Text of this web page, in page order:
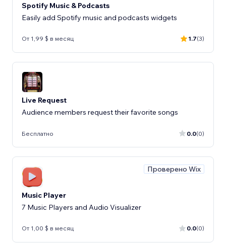
Spotify Music & Podcasts
Easily add Spotify music and podcasts widgets
От 1,99 $ в месяц 1.7(3)
Live Request
Audience members request their favorite songs
Бесплатно 0.0(0)
Проверено Wix
Music Player
7 Music Players and Audio Visualizer
От 1,00 $ в месяц 0.0(0)